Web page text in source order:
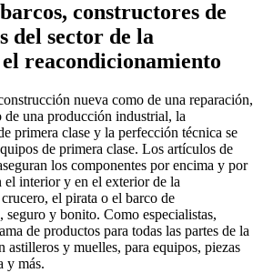
constructores de
del sector de la
reacondicionamiento
nueva como de una reparación,
de una producción industrial, la
primera clase y la perfección técnica se
de primera clase. Los artículos de
los componentes por encima y por
el interior y en el exterior de la
el pirata o el barco de
seguro y bonito. Como especialistas,
de productos para todas las partes de la
astilleros y muelles, para equipos, piezas
y más.